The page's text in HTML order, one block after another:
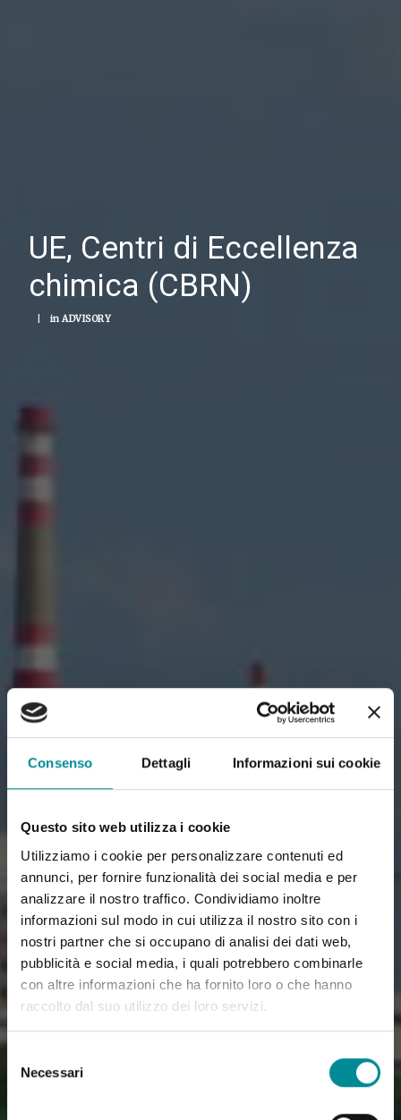
Consenso Dettagli Informazioni sui cookie
Questo sito web utilizza i cookie
Utilizziamo i cookie per personalizzare contenuti ed
annunci, per fornire funzionalità dei social media e per
analizzare il nostro traffico. Condividiamo inoltre
informazioni sul modo in cui utilizza il nostro sito con i
nostri partner che si occupano di analisi dei dati web,
pubblicità e social media, i quali potrebbero combinarle
con altre informazioni che ha fornito loro o che hanno
raccolto dal suo utilizzo dei loro servizi.
delNecessari
UE, Centri di Eccellenza
chimica (CBRN)
in ADVISORY